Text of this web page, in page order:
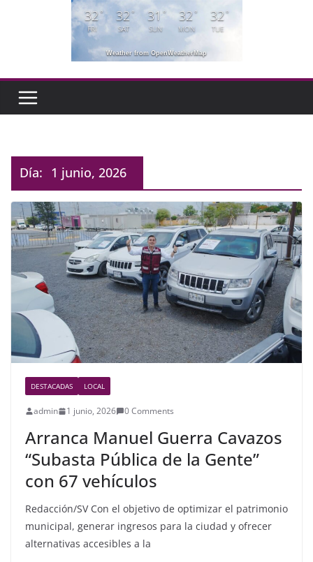
32°
FRI
32 °
SAT
31 °
SUN
32°
MON
32°
TUE
Weather from OpenWeatherMap
Día: 1 junio, 2026
DESTACADAS LOCAL
admin 1 junio, 2026 0 Comments
Arranca Manuel Guerra Cavazos
“Subasta Pública de la Gente”
con 67 vehículos
Redacción/SV Con el objetivo de optimizar el patrimonio
municipal, generar ingresos para la ciudad y ofrecer
alternativas accesibles a la